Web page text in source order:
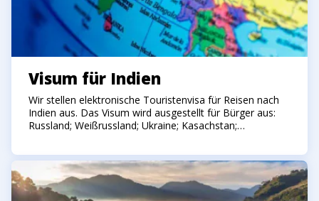
Visum für Indien
Wir stellen elektronische Touristenvisa für Reisen nach
Indien aus. Das Visum wird ausgestellt für Bürger aus:
Russland; Weißrussland; Ukraine; Kasachstan;